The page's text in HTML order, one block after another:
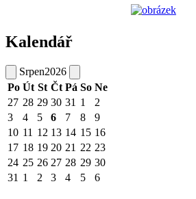
Kalendář
Srpen2026
Po Út St Čt Pá So Ne
27 28 29 30 31 1
2
3
4 5 6 7 8
9
10 11 12 13 14 15 16
17 18 19 20 21 22 23
24 25 26 27 28 29 30
31 1 2 3 4 5 6